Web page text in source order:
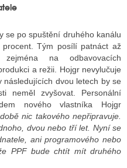
se po spuštění druhého kanálu
Tým posílí patnáct až
na odbavovacích
a režii. Hojgr nevylučuje
dvou letech by se
neměl zvyšovat. Personální
nového vlastníka Hojgr
nic takového nepřipravuje.
dvou nebo tří let. Nyní se
ani programového nebo
PPF bude chtít mít druhého